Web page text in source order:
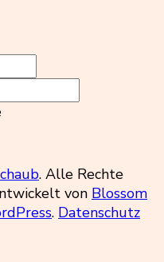
. Alle Rechte
von Blossom
. Datenschutz